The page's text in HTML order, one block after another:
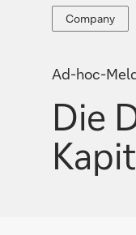
Company
Company
Ad-hoc-
Die